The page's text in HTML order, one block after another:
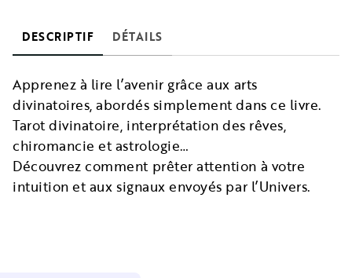
DESCRIPTIF DÉTAILS
Apprenez à lire l’avenir grâce aux arts
divinatoires, abordés simplement dans ce livre.
Tarot divinatoire, interprétation des rêves,
chiromancie et astrologie…
Découvrez comment prêter attention à votre
intuition et aux signaux envoyés par l’Univers.